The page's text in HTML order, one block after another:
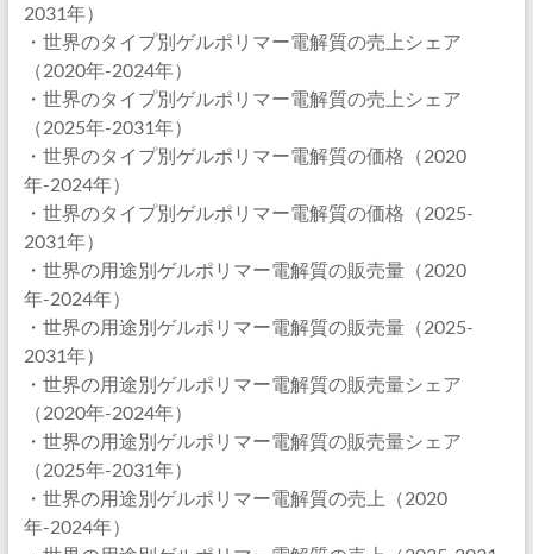
2031年）
・世界のタイプ別ゲルポリマー電解質の売上シェア
（2020年-2024年）
・世界のタイプ別ゲルポリマー電解質の売上シェア
（2025年-2031年）
・世界のタイプ別ゲルポリマー電解質の価格（2020
年-2024年）
・世界のタイプ別ゲルポリマー電解質の価格（2025-
2031年）
・世界の用途別ゲルポリマー電解質の販売量（2020
年-2024年）
・世界の用途別ゲルポリマー電解質の販売量（2025-
2031年）
・世界の用途別ゲルポリマー電解質の販売量シェア
（2020年-2024年）
・世界の用途別ゲルポリマー電解質の販売量シェア
（2025年-2031年）
・世界の用途別ゲルポリマー電解質の売上（2020
年-2024年）